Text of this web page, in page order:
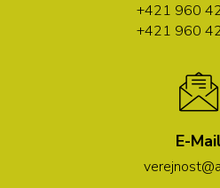
+421 960
+421 960
E-